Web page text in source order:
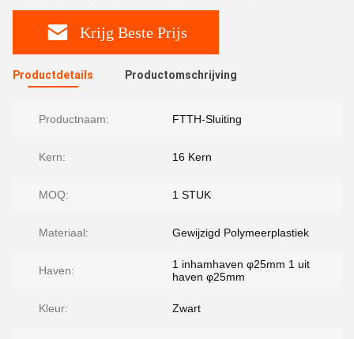
Krijg Beste Prijs
Productdetails Productomschrijving
Productnaam: FTTH-Sluiting
Kern: 16 Kern
MOQ: 1 STUK
Materiaal: Gewijzigd Polymeerplastiek
Haven:
1 inhamhaven φ25mm 1 uit
haven φ25mm
Kleur: Zwart